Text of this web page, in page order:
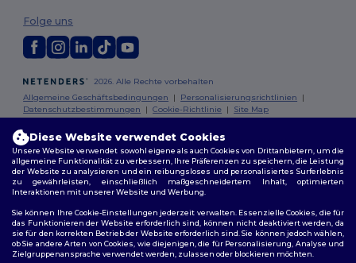
2026. Alle Rechte vorbehalten
Allgemeine Geschäftsbedingungen | Personalisierungsrichtlinien |
Datenschutzbestimmungen |Cookie-Richtlinie | Site Map
Folge uns
Berlin | Hamburg München | Frankfurt Essen Dortmund
Stuttgart | Düsseldorf| Bremen
Diese Website verwendet Cookies
Unsere Website verwendet sowohl eigene als auch Cookies von Drittanbietern, um die
allgemeine Funktionalität zu verbessern, Ihre Präferenzen zu speichern, die Leistung
der Website zu analysieren und ein reibungsloses und personalisiertes Surferlebnis
zu gewährleisten, einschließlich maßgeschneidertem Inhalt, optimierten
Interaktionen mit unserer Website und Werbung.
Sie können Ihre Cookie-Einstellungen jederzeit verwalten. Essenzielle Cookies, die für
das Funktionieren der Website erforderlich sind, können nicht deaktiviert werden, da
sie für den korrekten Betrieb der Website erforderlich sind. Sie können jedoch wählen,
ob Sie andere Arten von Cookies, wie diejenigen, die für Personalisierung, Analyse und
Zielgruppenansprache verwendet werden, zulassen oder blockieren möchten.